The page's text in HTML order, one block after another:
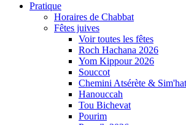
Pratique
Horaires de Chabbat
Fêtes juives
Voir toutes les fêtes
Roch Hachana 2026
Yom Kippour 2026
Souccot
Chemini Atsérète &
Hanouccah
Tou Bichevat
Pourim